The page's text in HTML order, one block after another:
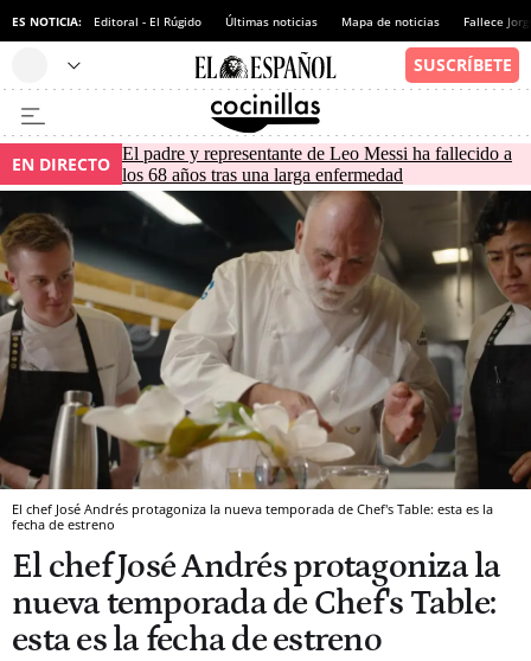
ES NOTICIA: Editoral - El Rúgido Últimas noticias Mapa de noticias Fallece
EN DIRECTO El padre y representante de Leo Messi ha fallecido a
los 68 años tras una larga enfermedad
El chef José Andrés protagoniza la nueva temporada de Chef's Table: esta es la
fecha de estreno
El chef José Andrés protagoniza la
nueva temporada de Chef's Table:
esta es la fecha de estreno